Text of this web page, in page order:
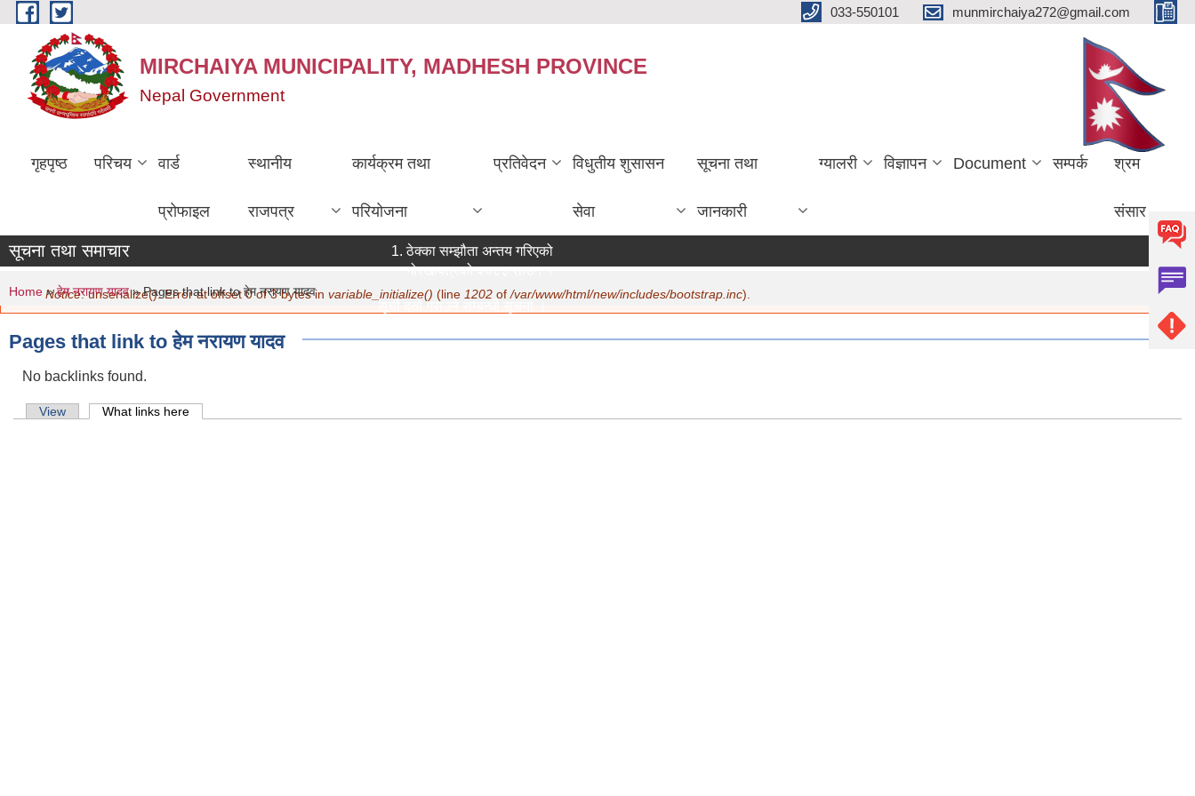
Skip to main content 033-550101 munmirchaiya272@gmail.com
MIRCHAIYA MUNICIPALITY, MADHESH PROVINCE
Nepal Government
गृहपृष्ठ परिचय वार्ड
प्रोफाइल
स्थानीय
राजपत्र
कार्यक्रम तथा
परियोजना
प्रतिवेदन विधुतीय शुसासन
सेवा
सूचना तथा
जानकारी
ग्यालरी विज्ञापन Document सम्पर्क श्रम
संसार
सूचना तथा समाचार
ठेक्का सम्झौता अन्तय गरिएको सम्बन्धी सूचना ।
गोरखापत्रको २०८३ साउन १२ गते मा सूचना प्रकाशन ।
सूची दर्ता गराउने सम्बन्धी सूचना ।
Error message
Notice: unserialize(): Error at offset 0 of 3 bytes in variable_initialize() (line 1202 of/var/www/html/new/includes/bootstrap.inc).
You are here
Home »हेम नरायण यादव» Pages that link to हेम नरायण यादव
Pages that link to हेम नरायण यादव
No backlinks found.
Primary tabs
View What links here